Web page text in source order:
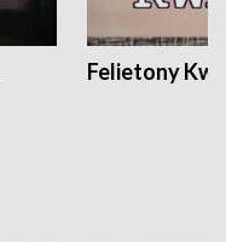
Felietony